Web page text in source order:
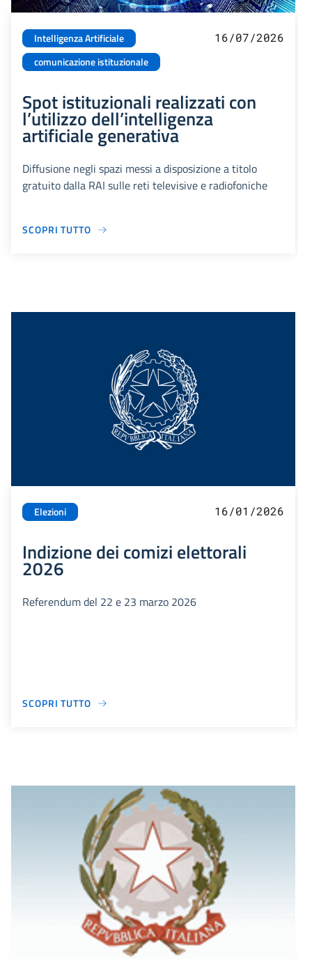
Intelligenza Artificiale
comunicazione istituzionale
16/07/2026
Spot istituzionali realizzati con
l’utilizzo dell’intelligenza
artificiale generativa
Diffusione negli spazi messi a disposizione a titolo
gratuito dalla RAI sulle reti televisive e radiofoniche
SCOPRI TUTTO
Elezioni 16/01/2026
Indizione dei comizi elettorali
2026
Referendum del 22 e 23 marzo 2026
SCOPRI TUTTO